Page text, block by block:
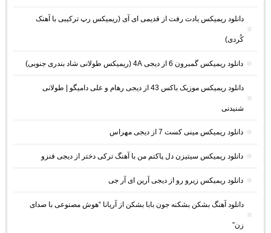
دانلود ریمیکس یادت رفت از قدیمی ای آی (ریمیکس رپ ترکیبی با آهنک
کُردی)
دانلود ریمیکس گمبرون 6 از دیجی 4A (ریمیکس طولانی شاد بندری جنوبی)
دانلود ریمیکس موزیک باکس 43 از دیجی رهام و علی دامیگو | طولانی
شنیدنی
دانلود ریمیکس مینی کست 7 از دیجی مهراس
دانلود ریمیکس سیتیزن دل پاکتم من با آهنگ ترکی دختر از دیجی فنزو
دانلود ریمیکس زیرو رو از دیجی آرین ای آر جی
دانلود آهنگ بشکن بشکنه جون بابا بشکن از آریانا “هوش مصنوعی با صدای
زن”